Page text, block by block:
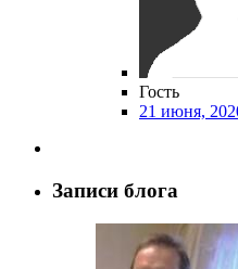
Гость
21 июня,
Записи блога